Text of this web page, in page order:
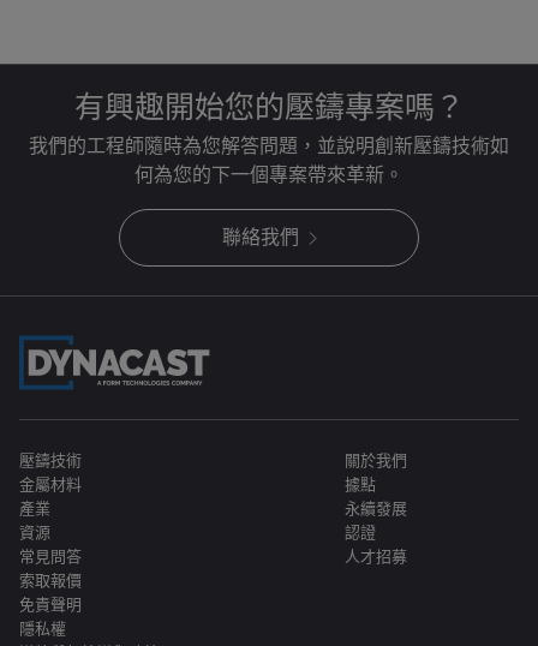
有興趣開始您的壓鑄專案嗎？
我們的工程師隨時為您解答問題，並說明創新壓鑄技術如
何為您的下一個專案帶來革新。
聯絡我們
壓鑄技術
金屬材料
產業
資源
常見問答
關於我們
據點
永續發展
認證
人才招募
索取報價
免責聲明
隱私權